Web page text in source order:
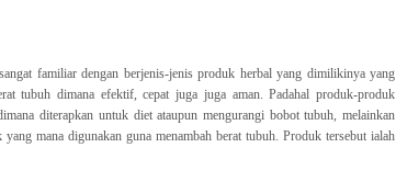
familiar dengan berjenis-jenis produk herbal yang dimilikinya yang
tubuh dimana efektif, cepat juga juga aman. Padahal produk-produk
diterapkan untuk diet ataupun mengurangi bobot tubuh, melainkan
mana digunakan guna menambah berat tubuh. Produk tersebut ialah